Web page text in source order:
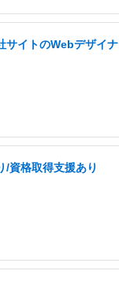
サイトのWebデザイ
/資格取得支援あり